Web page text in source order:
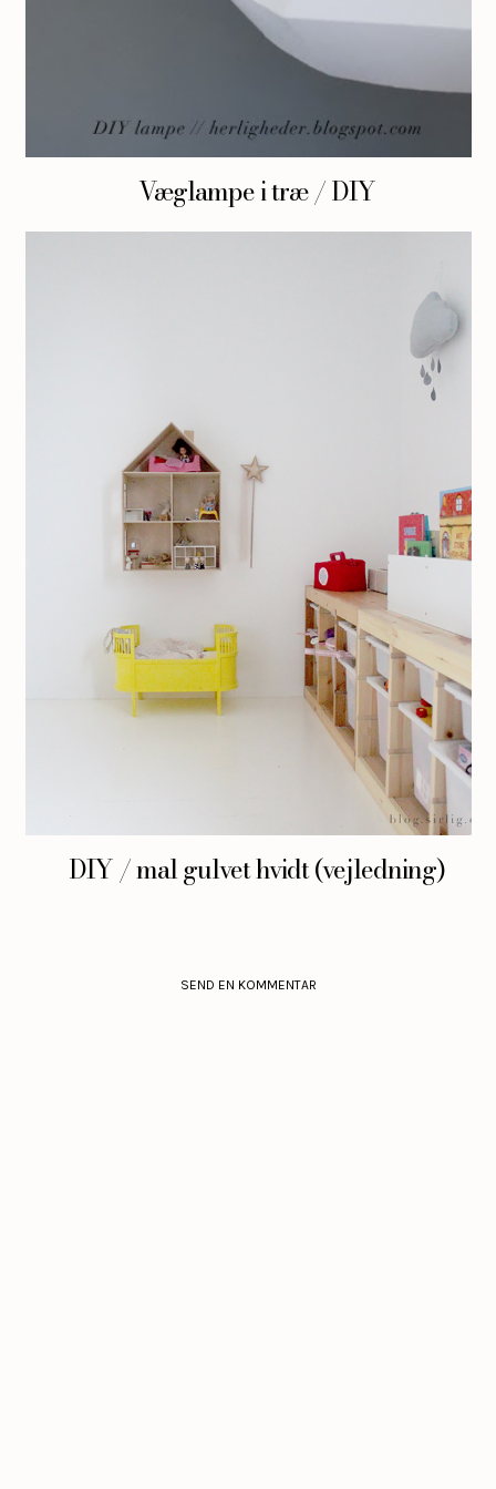
Væglampe i træ / DIY
DIY / mal gulvet hvidt (vejledning)
SEND EN KOMMENTAR